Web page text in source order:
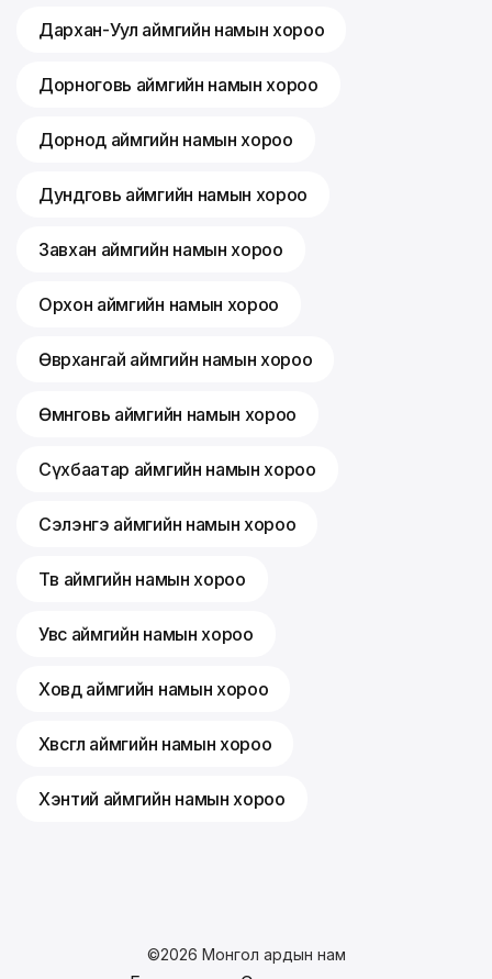
Дархан-Уул аймгийн намын хороо
Дорноговь аймгийн намын хороо
Дорнод аймгийн намын хороо
Дундговь аймгийн намын хороо
Завхан аймгийн намын хороо
Орхон аймгийн намын хороо
Өвөрхангай аймгийн намын хороо
Өмнөговь аймгийн намын хороо
Сүхбаатар аймгийн намын хороо
Сэлэнгэ аймгийн намын хороо
Төв аймгийн намын хороо
Увс аймгийн намын хороо
Ховд аймгийн намын хороо
Хөвсгөл аймгийн намын хороо
Хэнтий аймгийн намын хороо
©2026 Монгол ардын нам